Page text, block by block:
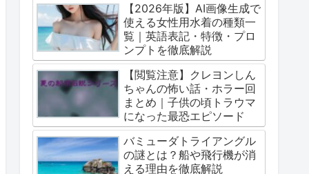
【2026年版】AI画像生成で
使える女性用水着の種類一
覧｜英語表記・特徴・プロ
ンプトを徹底解説
【閲覧注意】クレヨンしん
ちゃんの怖い話・ホラー回
まとめ｜子供の頃トラウマ
になった最恐エピソード
バミューダトライアングル
の謎とは？船や飛行機が消
える理由を徹底解説